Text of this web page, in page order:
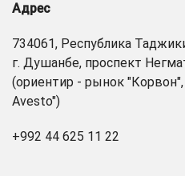
Адрес
734061, Республика
г. Душанбе, проспект
(ориентир - рынок
Avesto")
+992 44 625 11 22